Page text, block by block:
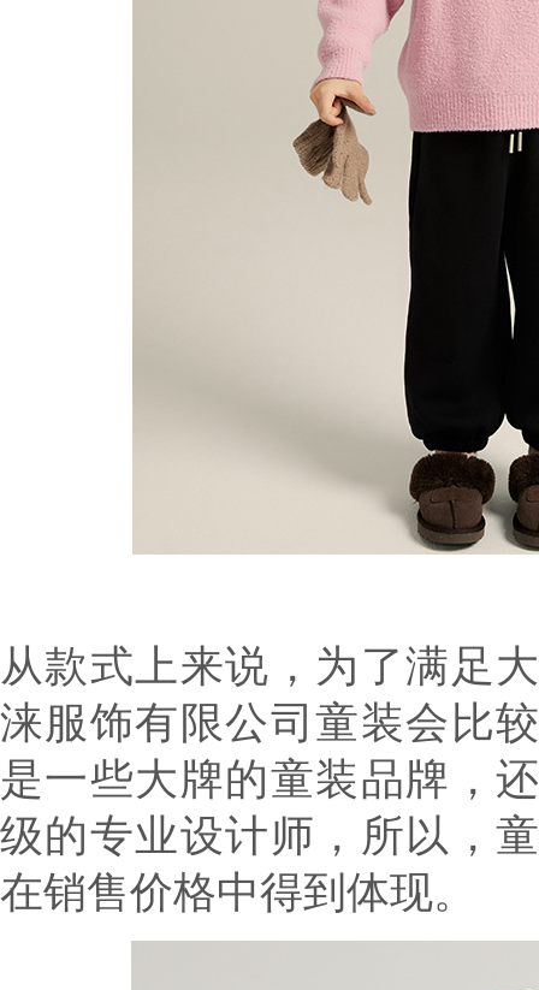
从款式上来说，为了满足
涞服饰有限公司童装会比
是一些大牌的童装品牌，
级的专业设计师，所以，
在销售价格中得到体现。